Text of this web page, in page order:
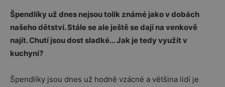
Špendlíky už dnes nejsou tolik známé jako v dobách
našeho dětství. Stále se ale ještě se dají na venkově
najít. Chutí jsou dost sladké… Jak je tedy využít v
kuchyni?
Špendlíky jsou dnes už hodně vzácné a většina lidí je